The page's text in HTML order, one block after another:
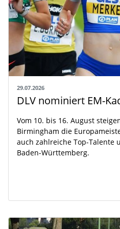
29.07.2026
Vom 10. bis 16. August
Birmingham die
auch zahlreiche Top-Talente
Baden-Württemberg.